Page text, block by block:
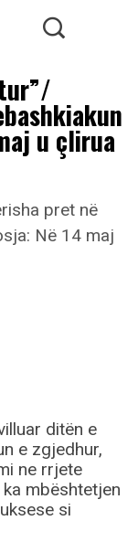
u çlirua
ditën e
e zgjedhur,
ne rrjete
mbështetjen
si